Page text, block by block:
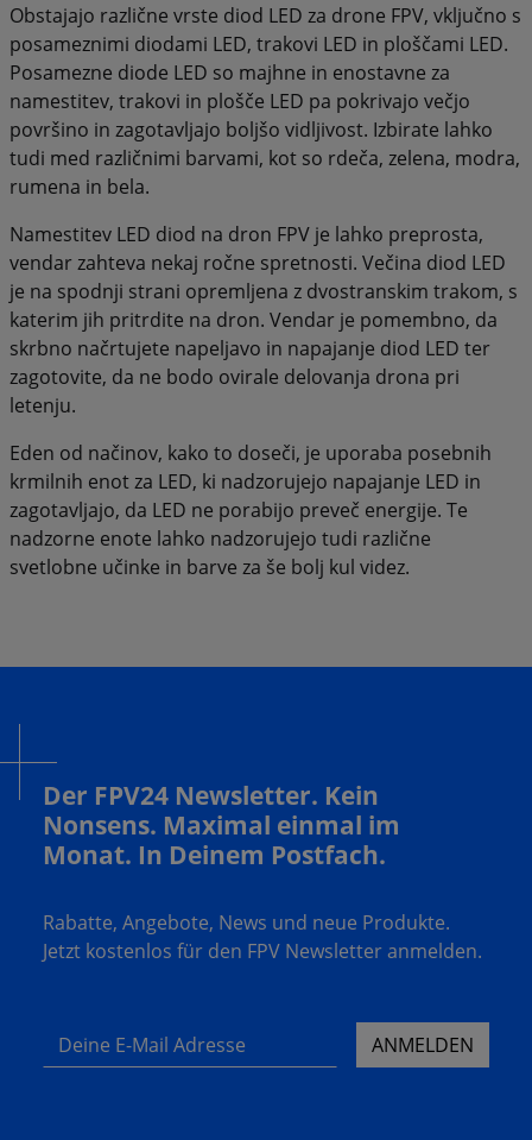
Obstajajo različne vrste diod LED za drone FPV, vključno s
posameznimi diodami LED, trakovi LED in ploščami LED.
Posamezne diode LED so majhne in enostavne za
namestitev, trakovi in plošče LED pa pokrivajo večjo
površino in zagotavljajo boljšo vidljivost. Izbirate lahko
tudi med različnimi barvami, kot so rdeča, zelena, modra,
rumena in bela.
Namestitev LED diod na dron FPV je lahko preprosta,
vendar zahteva nekaj ročne spretnosti. Večina diod LED
je na spodnji strani opremljena z dvostranskim trakom, s
katerim jih pritrdite na dron. Vendar je pomembno, da
skrbno načrtujete napeljavo in napajanje diod LED ter
zagotovite, da ne bodo ovirale delovanja drona pri
letenju.
Eden od načinov, kako to doseči, je uporaba posebnih
krmilnih enot za LED, ki nadzorujejo napajanje LED in
zagotavljajo, da LED ne porabijo preveč energije. Te
nadzorne enote lahko nadzorujejo tudi različne
svetlobne učinke in barve za še bolj kul videz.
Der FPV24 Newsletter. Kein
Nonsens. Maximal einmal im
Monat. In Deinem Postfach.
Rabatte, Angebote, News und neue Produkte.
Jetzt kostenlos für den FPV Newsletter anmelden.
Deine E-Mail Adresse ANMELDEN